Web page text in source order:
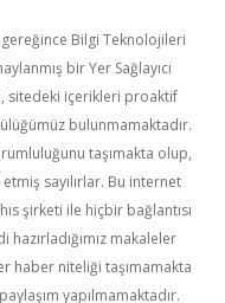
gereğince Bilgi Teknolojileri
bir Yer Sağlayıcı
sitedeki içerikleri proaktif
bulunmamaktadır.
taşımakta olup,
sayılırlar. Bu internet
şirketi ile hiçbir bağlantısı
makaleler
haber niteliği taşımamakta
yapılmamaktadır.